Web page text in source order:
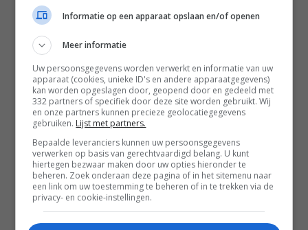
Informatie op een apparaat opslaan en/of openen
Meer informatie
Uw persoonsgegevens worden verwerkt en informatie van uw
apparaat (cookies, unieke ID's en andere apparaatgegevens)
kan worden opgeslagen door, geopend door en gedeeld met
332 partners of specifiek door deze site worden gebruikt. Wij
en onze partners kunnen precieze geolocatiegegevens
gebruiken. Lijst met partners.
Bepaalde leveranciers kunnen uw persoonsgegevens
verwerken op basis van gerechtvaardigd belang. U kunt
hiertegen bezwaar maken door uw opties hieronder te
beheren. Zoek onderaan deze pagina of in het sitemenu naar
een link om uw toestemming te beheren of in te trekken via de
privacy- en cookie-instellingen.